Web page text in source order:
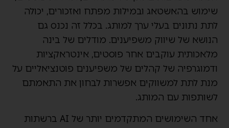
שימוש בהאשטאג ובמילות מפתח ואזכורים, יכולה
לתת נתונים בעלי ערך למותג. בכלל זה נכנס גם
הנושא של שיווק משפיענים. מודלים של בינה
מלאכותית עוקבים אחר פוסטים, אינטראקציות
ודמוגרפיה של קהלים של משפיענים פוטנציאליים על
מנת לתת למשווקים אפשרות לבחון את התאמתם
לשותפות עם המותג.
אחד השימושים המתקדמים יותר של AI ברשתות